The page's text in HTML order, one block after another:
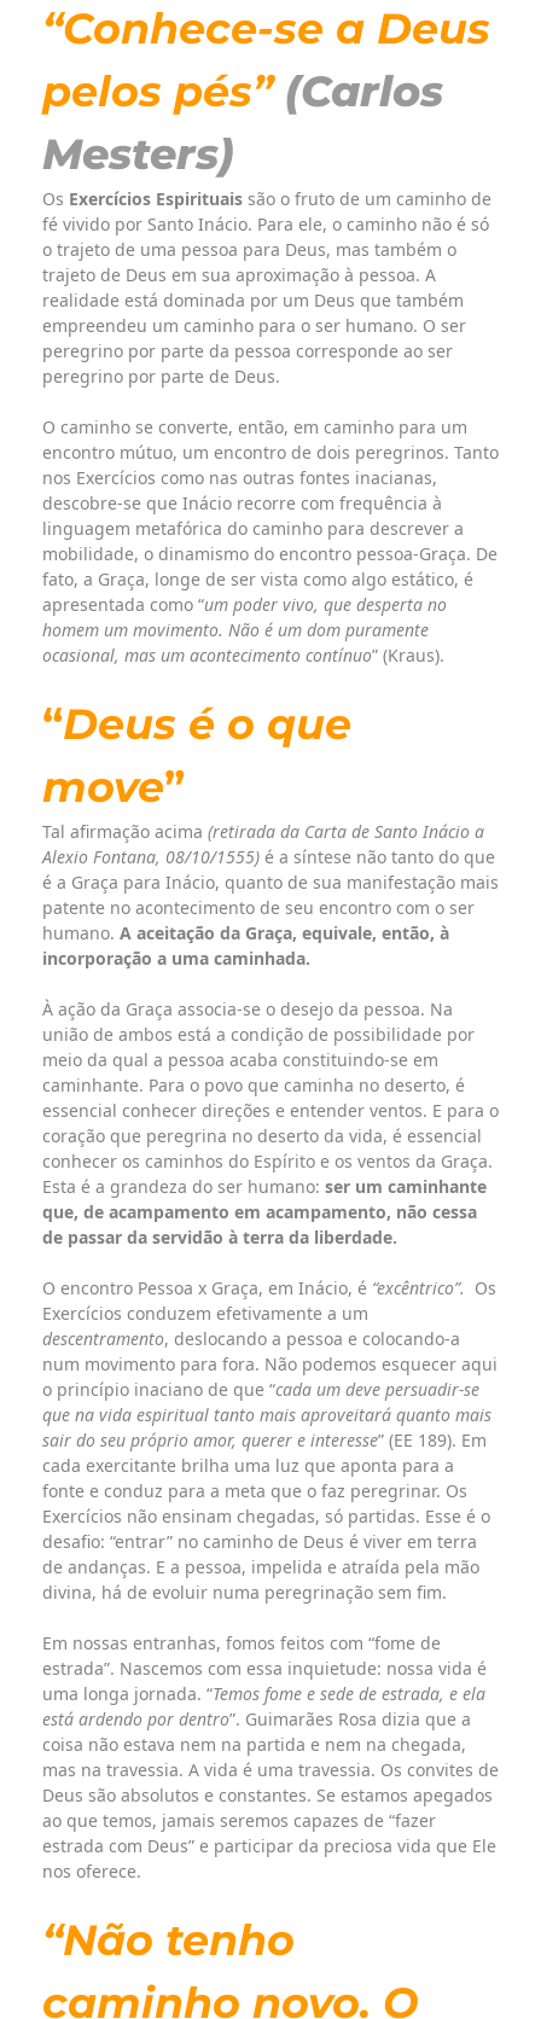
“Conhece-se a Deus
pelos pés” (Carlos
Mesters)
Os Exercícios Espirituais são o fruto de um caminho de
fé vivido por Santo Inácio. Para ele, o caminho não é só
o trajeto de uma pessoa para Deus, mas também o
trajeto de Deus em sua aproximação à pessoa. A
realidade está dominada por um Deus que também
empreendeu um caminho para o ser humano. O ser
peregrino por parte da pessoa corresponde ao ser
peregrino por parte de Deus.
O caminho se converte, então, em caminho para um
encontro mútuo, um encontro de dois peregrinos. Tanto
nos Exercícios como nas outras fontes inacianas,
descobre-se que Inácio recorre com frequência à
linguagem metafórica do caminho para descrever a
mobilidade, o dinamismo do encontro pessoa-Graça. De
fato, a Graça, longe de ser vista como algo estático, é
apresentada como “um poder vivo, que desperta no
homem um movimento. Não é um dom puramente
ocasional, mas um acontecimento contínuo” (Kraus).
“Deus é o que
move”
Tal afirmação acima (retirada da Carta de Santo Inácio a
Alexio Fontana, 08/10/1555) é a síntese não tanto do que
é a Graça para Inácio, quanto de sua manifestação mais
patente no acontecimento de seu encontro com o ser
humano. A aceitação da Graça, equivale, então, à
incorporação a uma caminhada.
À ação da Graça associa-se o desejo da pessoa. Na
união de ambos está a condição de possibilidade por
meio da qual a pessoa acaba constituindo-se em
caminhante. Para o povo que caminha no deserto, é
essencial conhecer direções e entender ventos. E para o
coração que peregrina no deserto da vida, é essencial
conhecer os caminhos do Espírito e os ventos da Graça.
Esta é a grandeza do ser humano: ser um caminhante
que, de acampamento em acampamento, não cessa
de passar da servidão à terra da liberdade.
O encontro Pessoa x Graça, em Inácio, é “excêntrico”. Os
Exercícios conduzem efetivamente a um
descentramento, deslocando a pessoa e colocando-a
num movimento para fora. Não podemos esquecer aqui
o princípio inaciano de que “cada um deve persuadir-se
que na vida espiritual tanto mais aproveitará quanto mais
sair do seu próprio amor, querer e interesse” (EE 189). Em
cada exercitante brilha uma luz que aponta para a
fonte e conduz para a meta que o faz peregrinar. Os
Exercícios não ensinam chegadas, só partidas. Esse é o
desafio: “entrar” no caminho de Deus é viver em terra
de andanças. E a pessoa, impelida e atraída pela mão
divina, há de evoluir numa peregrinação sem fim.
Em nossas entranhas, fomos feitos com “fome de
estrada”. Nascemos com essa inquietude: nossa vida é
uma longa jornada. “Temos fome e sede de estrada, e ela
está ardendo por dentro”. Guimarães Rosa dizia que a
coisa não estava nem na partida e nem na chegada,
mas na travessia. A vida é uma travessia. Os convites de
Deus são absolutos e constantes. Se estamos apegados
ao que temos, jamais seremos capazes de “fazer
estrada com Deus” e participar da preciosa vida que Ele
nos oferece.
“Não tenho
caminho novo. O